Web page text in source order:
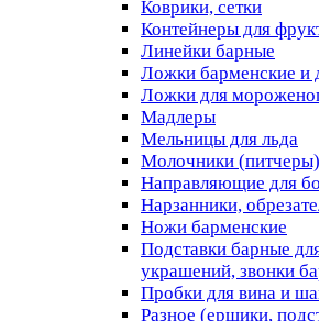
Коврики, сетки
Контейнеры для
Линейки барные
Ложки барменские и
Ложки для
Мадлеры
Мельницы для льда
Молочники (питчеры)
Направляющие для
Нарзанники,
Ножи барменские
Подставки барные
украшений, звонки
Пробки для вина и
Разное (ершики,